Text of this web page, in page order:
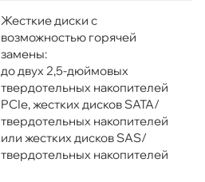
Жесткие диски с
возможностью горячей
замены:
до двух 2,5-дюймовых
твердотельных накопителей
PCIe, жестких дисков SATA/
твердотельных накопителей
или жестких дисков SAS/
твердотельных накопителей